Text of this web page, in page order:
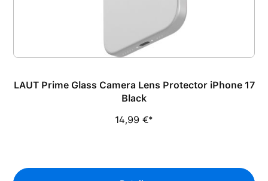
LAUT Prime Glass Camera Lens Protector iPhone 17
Black
14,99 €*